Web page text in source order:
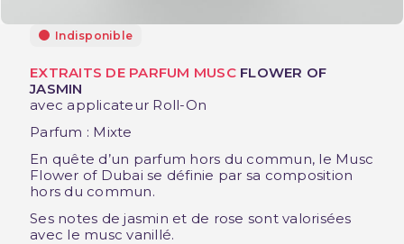
Indisponible
EXTRAITS DE PARFUM MUSC FLOWER OF
JASMIN
avec applicateur Roll-On
Parfum : Mixte
En quête d’un parfum hors du commun, le Musc
Flower of Dubai se définie par sa composition
hors du commun.
Ses notes de jasmin et de rose sont valorisées
avec le musc vanillé.